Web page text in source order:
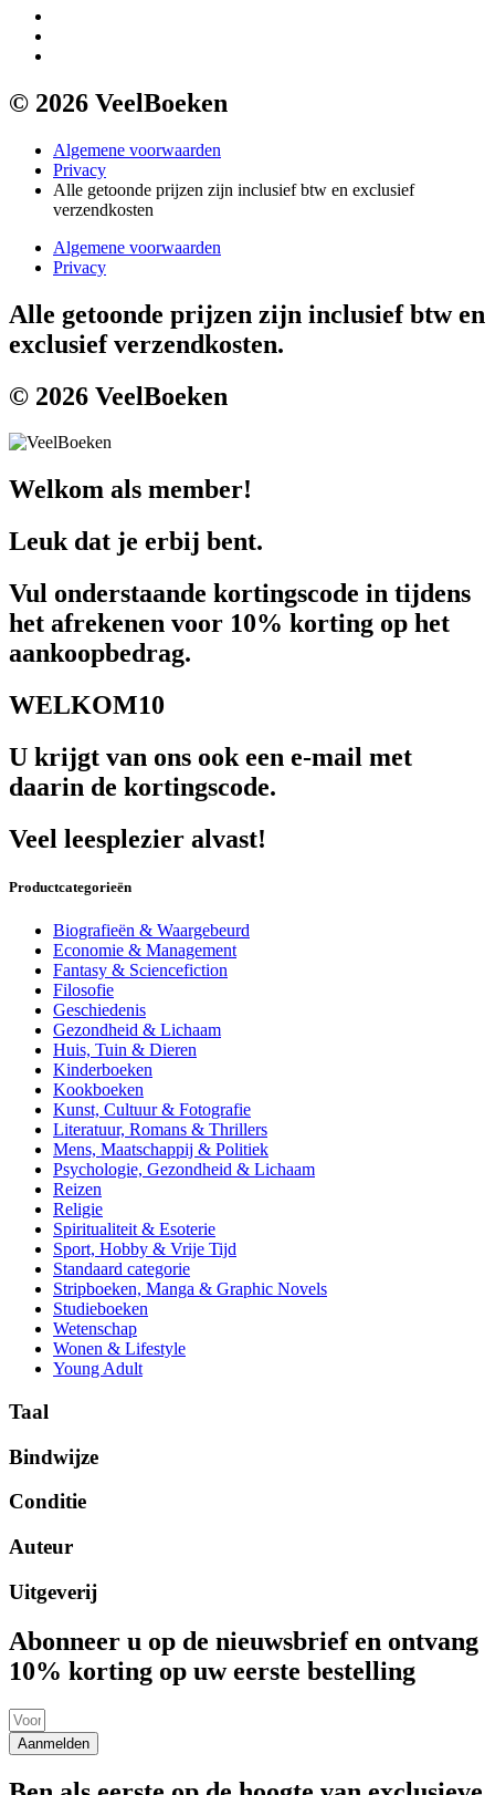
© 2026 VeelBoeken
Algemene voorwaarden
Privacy
Alle getoonde prijzen zijn inclusief btw en exclusief
verzendkosten
Algemene voorwaarden
Privacy
Alle getoonde prijzen zijn inclusief btw en
exclusief verzendkosten.
© 2026 VeelBoeken
Welkom als member!
Leuk dat je erbij bent.
Vul onderstaande kortingscode in tijdens
het afrekenen voor 10% korting op het
aankoopbedrag.
WELKOM10
U krijgt van ons ook een e-mail met
daarin de kortingscode.
Veel leesplezier alvast!
Productcategorieën
Biografieën & Waargebeurd
Economie & Management
Fantasy & Sciencefiction
Filosofie
Geschiedenis
Gezondheid & Lichaam
Huis, Tuin & Dieren
Kinderboeken
Kookboeken
Kunst, Cultuur & Fotografie
Literatuur, Romans & Thrillers
Mens, Maatschappij & Politiek
Psychologie, Gezondheid & Lichaam
Reizen
Religie
Spiritualiteit & Esoterie
Sport, Hobby & Vrije Tijd
Standaard categorie
Stripboeken, Manga & Graphic Novels
Studieboeken
Wetenschap
Wonen & Lifestyle
Young Adult
Taal
Bindwijze
Conditie
Auteur
Uitgeverij
Abonneer u op de nieuwsbrief en ontvang
10% korting op uw eerste bestelling
Aanmelden